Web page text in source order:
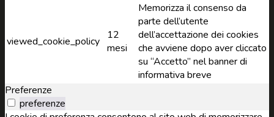
viewed_cookie_policy
12
mesi
Memorizza il consenso da
parte dell’utente
dell’accettazione dei cookies
che avviene dopo aver cliccato
su “Accetto” nel banner di
informativa breve
Preferenze
preferenze